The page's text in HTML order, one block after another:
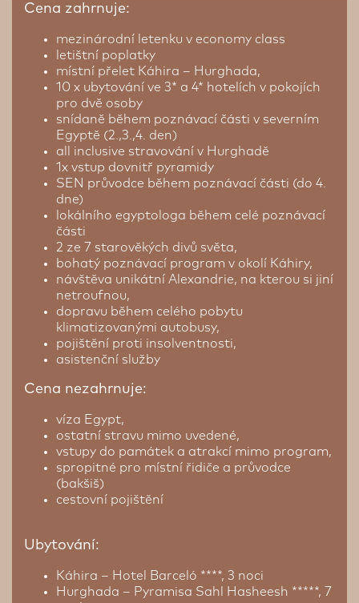
Cena zahrnuje:
mezinárodní letenku v economy class
letištní poplatky
místní přelet Káhira – Hurghada,
10 x ubytování ve 3* a 4* hotelích v pokojích
pro dvě osoby
snídaně během poznávací části v severním
Egyptě (2.,3.,4. den)
all inclusive stravování v Hurghadě
1x vstup dovnitř pyramidy
SEN průvodce během poznávací části (do 4.
dne)
lokálního egyptologa během celé poznávací
části
2 ze 7 starověkých divů světa,
bohatý poznávací program v okolí Káhiry,
návštěva unikátní Alexandrie, na kterou si jiní
netroufnou,
dopravu během celého pobytu
klimatizovanými autobusy,
pojištění proti insolventnosti,
asistenční služby
Cena nezahrnuje:
víza Egypt,
ostatní stravu mimo uvedené,
vstupy do památek a atrakcí mimo program,
spropitné pro místní řidiče a průvodce
(bakšiš)
cestovní pojištění
Ubytování:
Káhira – Hotel Barceló ****, 3 noci
Hurghada – Pyramisa Sahl Hasheesh *****, 7